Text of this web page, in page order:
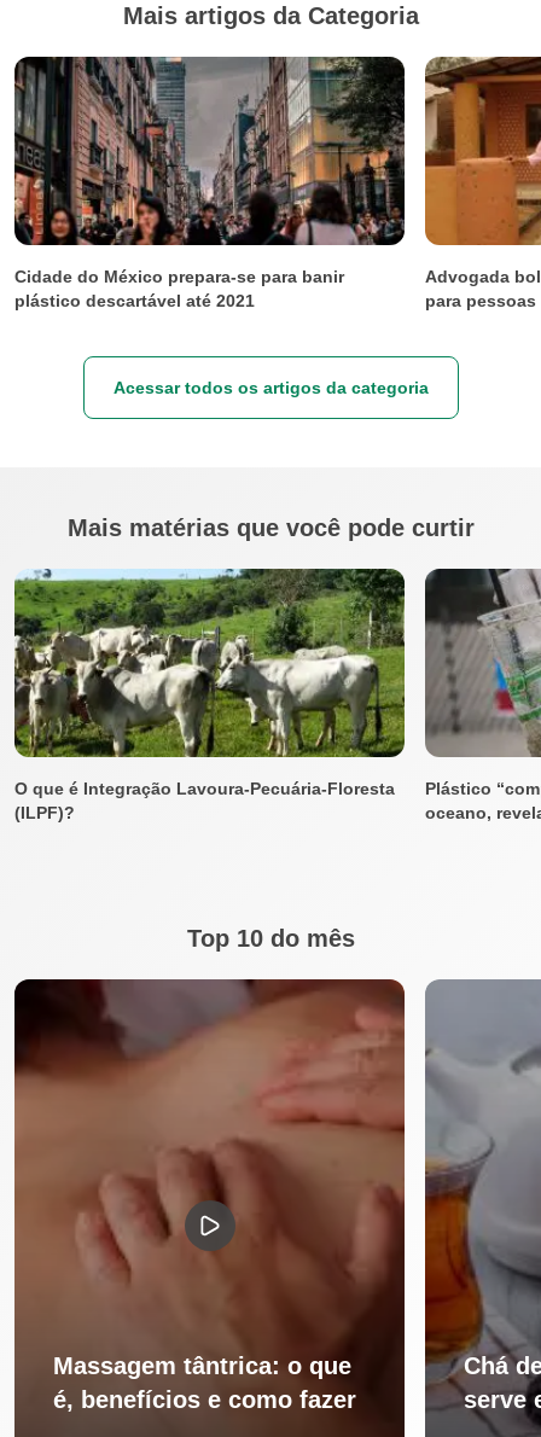
Mais artigos da Categoria
Cidade do México prepara-se para banir
plástico descartável até 2021
Advogada
para
Acessar todos os artigos da categoria
Mais matérias que você pode curtir
O que é Integração Lavoura-Pecuária-Floresta
(ILPF)?
Plástico
oceano,
Top 10 do mês
Massagem tântrica: o que
é, benefícios e como fazer
Chá
serve